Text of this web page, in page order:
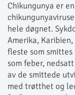
Chikungunya er
hele døgnet.
Amerika,
fleste som
som feber,
av de smittede
med trøtthet og